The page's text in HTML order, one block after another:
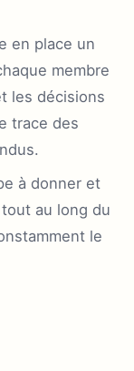
en place un
membre
les décisions
trace des
à donner et
au long du
le